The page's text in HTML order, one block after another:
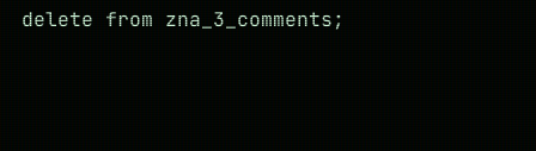
delete from zna_3_comments;